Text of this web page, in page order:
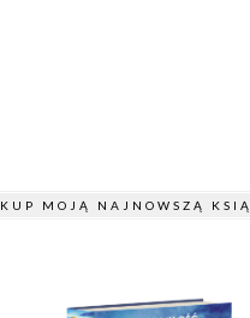
KUP MOJĄ NAJNOWSZĄ